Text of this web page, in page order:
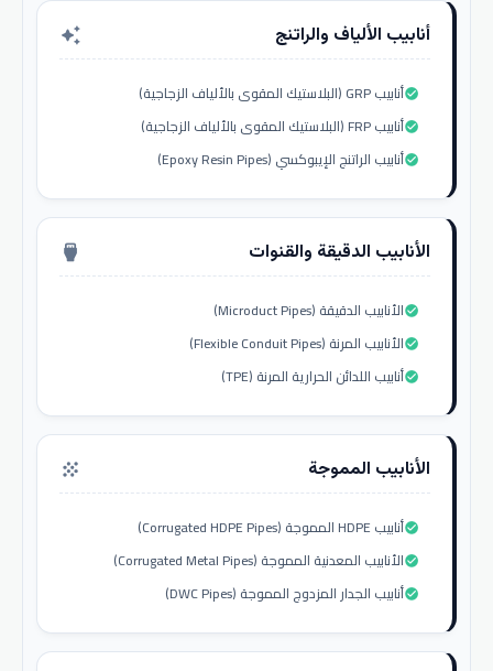
أنابيب الألياف والراتنج auto_awesome
أنابيب GRP (البلاستيك المقوى بالألياف الزجاجية)check_circle
أنابيب FRP (البلاستيك المقوى بالألياف الزجاجية)check_circle
أنابيب الراتنج الإيبوكسي (Epoxy Resin Pipes)check_circle
الأنابيب الدقيقة والقنوات settings_input_hdmi
الأنابيب الدقيقة (Microduct Pipes)check_circle
الأنابيب المرنة (Flexible Conduit Pipes)check_circle
أنابيب اللدائن الحرارية المرنة (TPE)check_circle
الأنابيب المموجة grain
أنابيب HDPE المموجة (Corrugated HDPE Pipes)check_circle
الأنابيب المعدنية المموجة (Corrugated Metal Pipes)check_circle
أنابيب الجدار المزدوج المموجة (DWC Pipes)check_circle